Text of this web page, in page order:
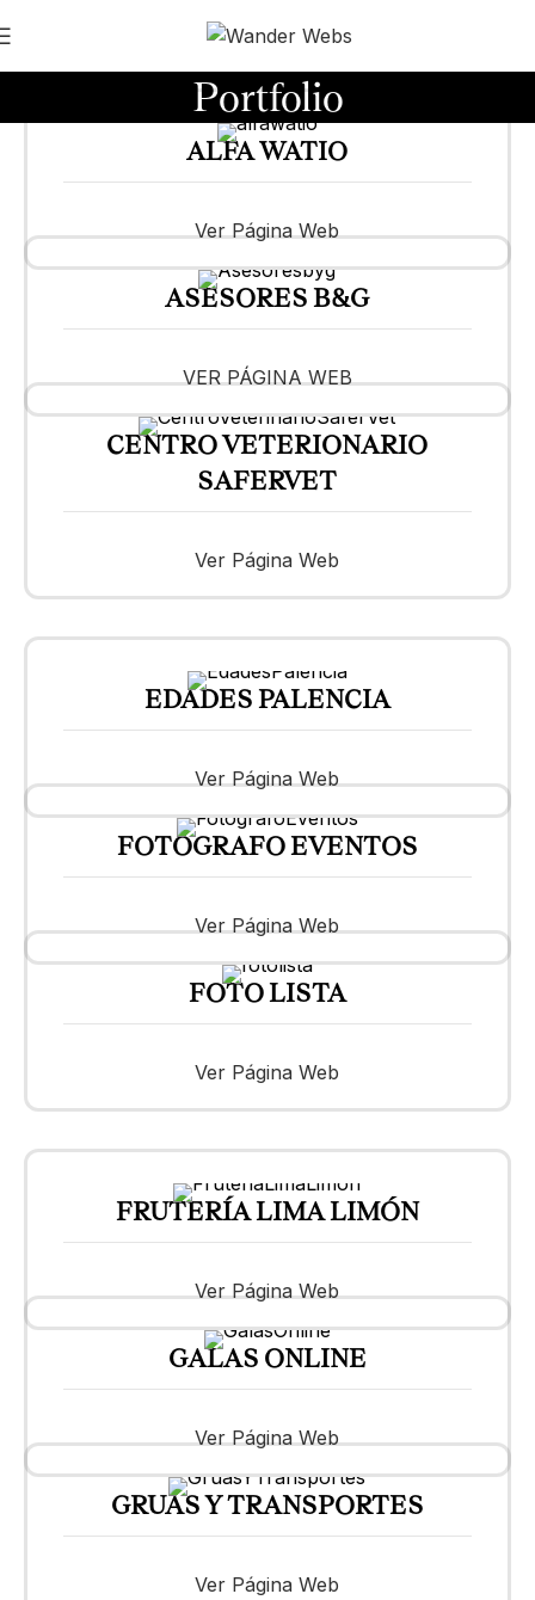
Portfolio
ALFA WATIO
Ver Página Web
ASESORES B&G
VER PÁGINA WEB
CENTRO VETERIONARIO
SAFERVET
Ver Página Web
EDADES PALENCIA
Ver Página Web
FOTOGRAFO EVENTOS
Ver Página Web
FOTO LISTA
Ver Página Web
FRUTERÍA LIMA LIMÓN
Ver Página Web
GALAS ONLINE
Ver Página Web
GRUAS Y TRANSPORTES
Ver Página Web